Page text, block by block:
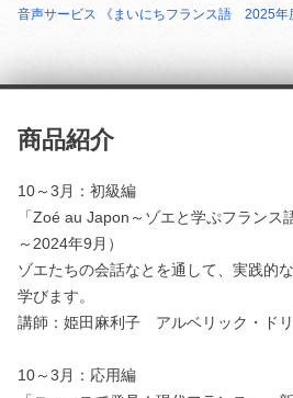
音声サービス 《まいにちフランス語 2025年
商品紹介
10～3月：初級編
「Zoé au Japon～ゾエと学ぷフラン
～2024年9月）
ゾエたちの会話なとを通して、実践的
学びます。
講師：姫田麻利子 アルベリック・ド
10～3月：応用編